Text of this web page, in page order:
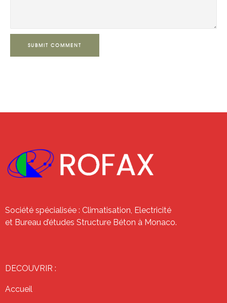
SUBMIT COMMENT
Société spécialisée : Climatisation, Electricité
et Bureau d’études Structure Béton à Monaco.
DECOUVRIR :
Accueil